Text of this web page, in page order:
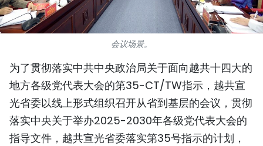
史海
多功能媒体
图表新闻
图库
视频
会议场景。
为了贯彻落实中共中央政治局关于面向越共十四大的
地方各级党代表大会的第35-CT/TW指示，越共宣
光省委以线上形式组织召开从省到基层的会议，贯彻
落实中央关于举办2025-2030年各级党代表大会的
指导文件，越共宣光省委落实第35号指示的计划，